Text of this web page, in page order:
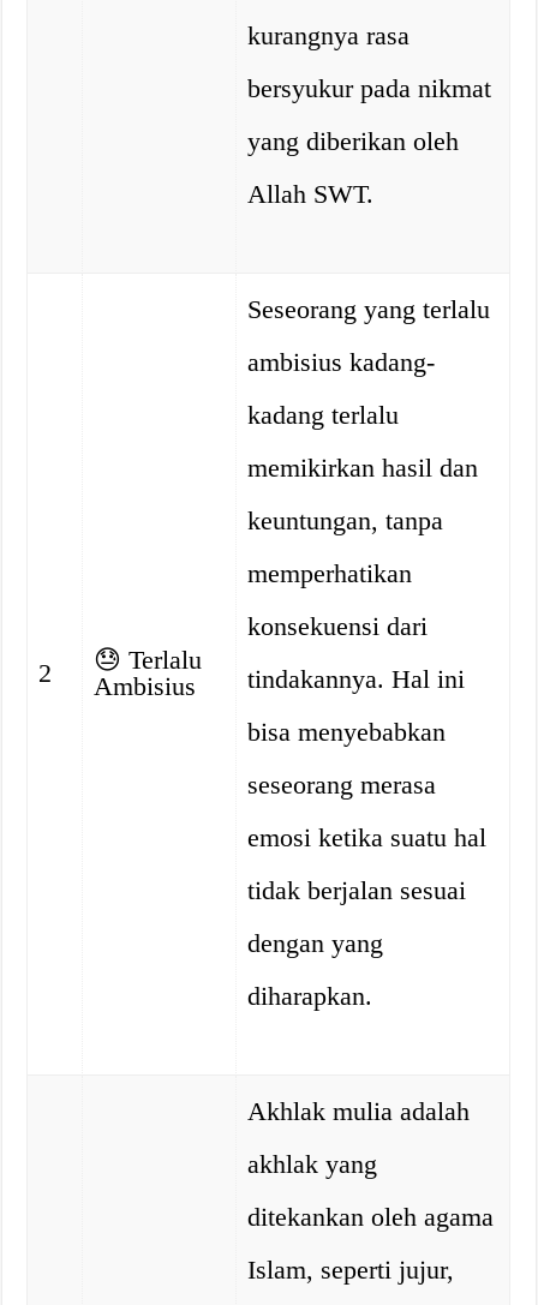
kurangnya rasa
bersyukur pada nikmat
yang diberikan oleh
Allah SWT.
2 😓 Terlalu
Ambisius
Seseorang yang terlalu
ambisius kadang-
kadang terlalu
memikirkan hasil dan
keuntungan, tanpa
memperhatikan
konsekuensi dari
tindakannya. Hal ini
bisa menyebabkan
seseorang merasa
emosi ketika suatu hal
tidak berjalan sesuai
dengan yang
diharapkan.
Akhlak mulia adalah
akhlak yang
ditekankan oleh agama
Islam, seperti jujur,